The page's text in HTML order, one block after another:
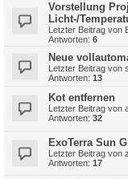
Vorstellung
Licht-/
Letzter Beitrag von
Antworten: 6
Neue
Letzter Beitrag von
Antworten: 13
Kot entfernen
Letzter Beitrag von
Antworten: 32
ExoTerra Sun
Letzter Beitrag von
Antworten: 17